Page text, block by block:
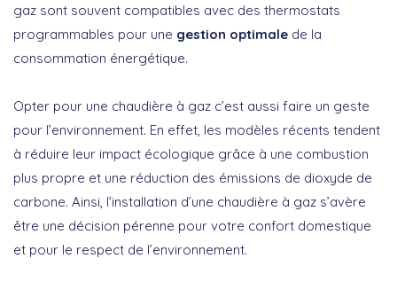
gaz sont souvent compatibles avec des thermostats
programmables pour une gestion optimale de la
consommation énergétique.
Opter pour une chaudière à gaz c’est aussi faire un geste
pour l’environnement. En effet, les modèles récents tendent
à réduire leur impact écologique grâce à une combustion
plus propre et une réduction des émissions de dioxyde de
carbone. Ainsi, l’installation d’une chaudière à gaz s’avère
être une décision pérenne pour votre confort domestique
et pour le respect de l’environnement.